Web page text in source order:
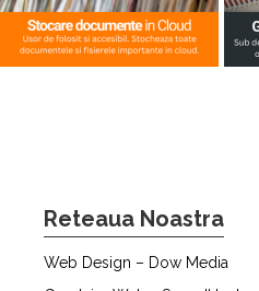
Reteaua Noastra
Web Design – Dow Media